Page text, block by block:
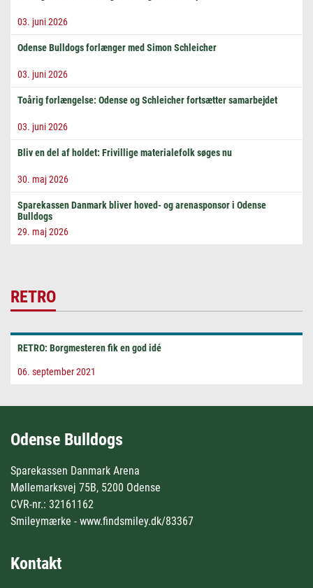
03. juni 2026
Odense Bulldogs forlænger med Simon Schleicher
03. juni 2026
Toårig forlængelse: Odense og Schleicher fortsætter samarbejdet
03. juni 2026
Bliv en del af holdet: Frivillige materialefolk søges nu
30. maj 2026
Sparekassen Danmark bliver hoved- og arenasponsor i Odense
Bulldogs
29. maj 2026
RETRO
RETRO: Borgmesteren fik en god idé
06. september 2021
Odense Bulldogs
Sparekassen Danmark Arena
Møllemarksvej 75B, 5200 Odense
CVR-nr.: 32161162
Smileymærke - www.findsmiley.dk/83367
Kontakt